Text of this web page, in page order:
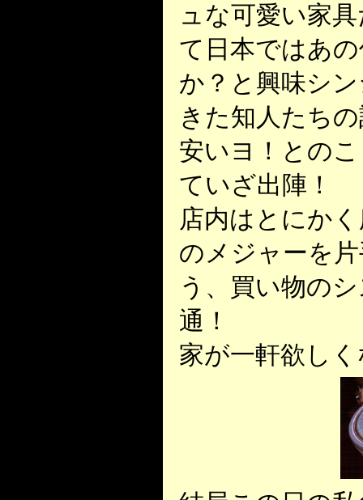
ュな可愛い家
て日本ではあ
か？と興味シ
きた知人たち
安いヨ！との
ていざ出陣！
店内はとにか
のメジャーを
う、買い物の
通！
家が一軒欲し